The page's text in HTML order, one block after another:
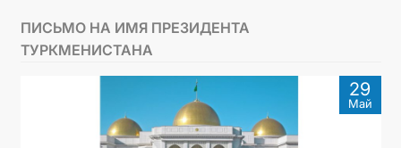
КОНСУЛЬСКИЕ УСЛУГИ
ПИСЬМO НА ИМЯ ПРЕЗИДЕНТА
ТУРКМЕНИСТАНА
29
Май